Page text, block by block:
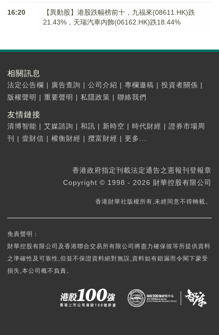
16:20
【異動股】港股跌幅榜前十，九福來(08611.HK)跌
21.43%，天瑞汽車内飾(06162.HK)跌18.44%
相關訊息
法定公告欄 | 廣告查詢 | 公司介紹 | 專欄邀稿 | 投資者關係 |
版權聲明 | 重要聲明 | 私隱政策 | 聯絡我們
友情鏈接
清博智能 | 艾媒諮詢 | 和訊 | 新時空 | 時代財經 | 證券市場周
刊
| 壹財信 | 權衡財經 | 攬富財經 | 更多...
香港政府指定刊載法定通告之憲報刊登報章
Copyright © 1998 - 2026 財華控股有限公司
香港財華社版權所有,未經同意不得轉載。
免責聲明：
財華控股有限公司及香港聯合交易所有限公司將盡力確保彼等所提供資料
之準確性及可靠性,但並不保證資料絕對無誤,資料如有錯漏而令閣下蒙受
損失,本公司概不負責。